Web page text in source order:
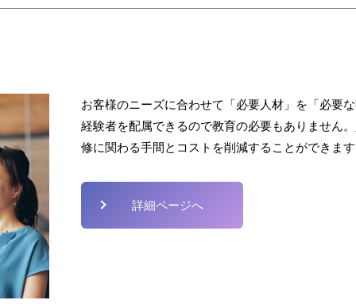
お客様のニーズに合わせて「必要人材」を「必要
経験者を配属できるので教育の必要もありません
修に関わる手間とコストを削減することができま
詳細ページへ